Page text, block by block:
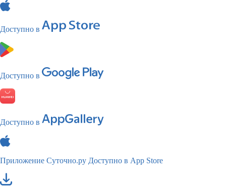
Доступно в
Доступно в
Доступно в
Приложение Суточно.ру Доступно в App Store